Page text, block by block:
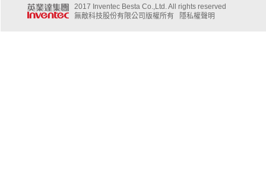
2017 Inventec Besta Co.,Ltd. All rights reserved
無敵科技股份有限公司版權所有
隱私權聲明